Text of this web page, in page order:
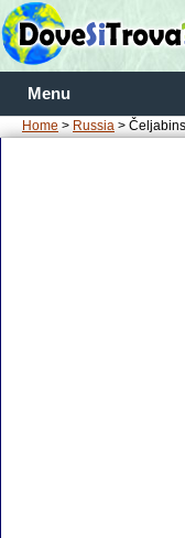
Menu
Home > Russia >